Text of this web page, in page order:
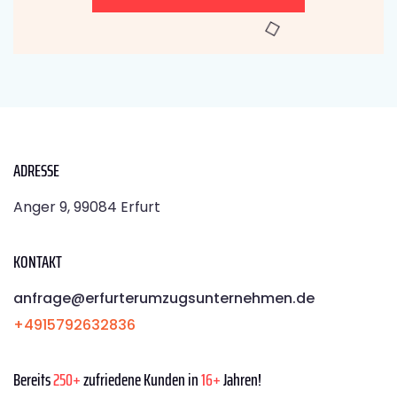
ADRESSE
Anger 9, 99084 Erfurt
KONTAKT
anfrage@erfurterumzugsunternehmen.de
+4915792632836
Bereits250+zufriedene Kunden in16+Jahren!